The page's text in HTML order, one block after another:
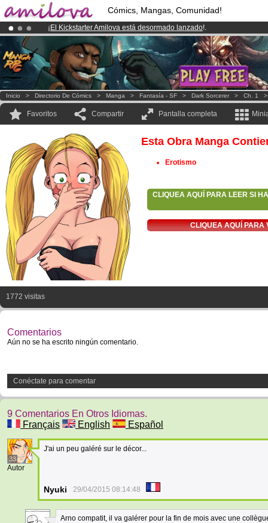
Cómics, Mangas, Comunidad!
¡ El Kickstarter Amilova está desormado lanzado!.
¡Conviertete en Premium por3.95 eurosal mes!Hazte Premium ya
¡Ya tenemos 134393miembrosy 1208 Cómics y Mangas!.
Inicio > Directorio De Cómics > Manga > Fantasía - SF > Dark Sorcerer > Ch. 1
Favoritos Compartir Pantalla completa
Esta Obra Manga
Erotismo
CLIQUEA AQUÍ PARA LEER SI
CLIQUEA AQUÍ PARA
1772 visitas
Comentarios
Aún no se ha escrito ningún comentario.
Conéctate para comentar
9 Comentarios En Otros Idiomas.
Français
English Español
33
Autor
J'ai un peu galéré sur le décor...
Nyuki 29/04/2015 08:14:48
Arno compatit, il va galérer pour la fin de mois avec une